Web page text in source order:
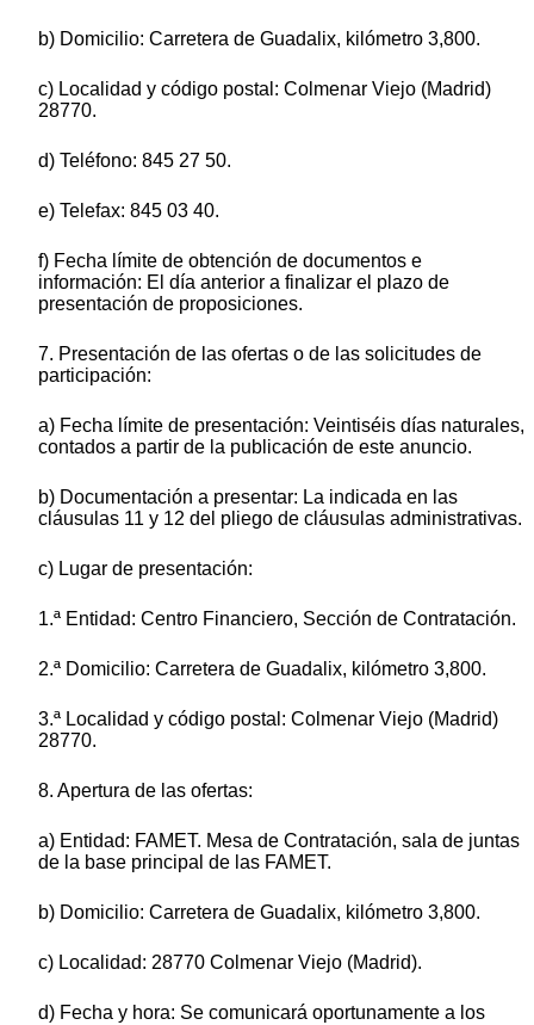
b) Domicilio: Carretera de Guadalix, kilómetro 3,800.
c) Localidad y código postal: Colmenar Viejo (Madrid)
28770.
d) Teléfono: 845 27 50.
e) Telefax: 845 03 40.
f) Fecha límite de obtención de documentos e
información: El día anterior a finalizar el plazo de
presentación de proposiciones.
7. Presentación de las ofertas o de las solicitudes de
participación:
a) Fecha límite de presentación: Veintiséis días naturales,
contados a partir de la publicación de este anuncio.
b) Documentación a presentar: La indicada en las
cláusulas 11 y 12 del pliego de cláusulas administrativas.
c) Lugar de presentación:
1.ª Entidad: Centro Financiero, Sección de Contratación.
2.ª Domicilio: Carretera de Guadalix, kilómetro 3,800.
3.ª Localidad y código postal: Colmenar Viejo (Madrid)
28770.
8. Apertura de las ofertas:
a) Entidad: FAMET. Mesa de Contratación, sala de juntas
de la base principal de las FAMET.
b) Domicilio: Carretera de Guadalix, kilómetro 3,800.
c) Localidad: 28770 Colmenar Viejo (Madrid).
d) Fecha y hora: Se comunicará oportunamente a los